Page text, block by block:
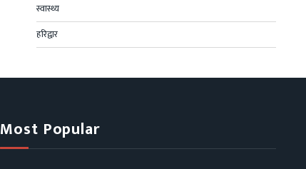
स्वास्थ्य
हरिद्वार
Most Popular